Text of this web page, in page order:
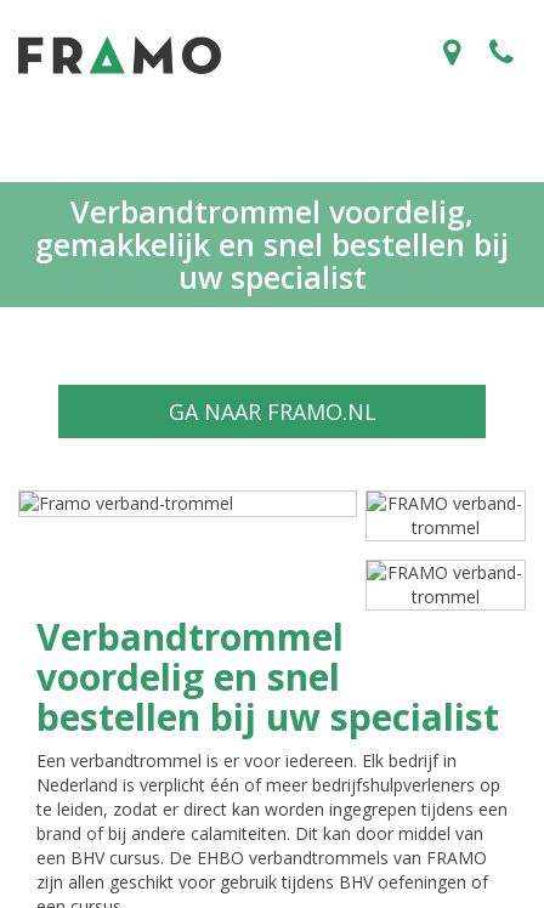
Verbandtrommel voordelig,
gemakkelijk en snel bestellen bij
uw specialist
GA NAAR FRAMO.NL
Verbandtrommel
voordelig en snel
bestellen bij uw specialist
Een verbandtrommel is er voor iedereen. Elk bedrijf in
Nederland is verplicht één of meer bedrijfshulpverleners op
te leiden, zodat er direct kan worden ingegrepen tijdens een
brand of bij andere calamiteiten. Dit kan door middel van
een BHV cursus. De EHBO verbandtrommels van FRAMO
zijn allen geschikt voor gebruik tijdens BHV oefeningen of